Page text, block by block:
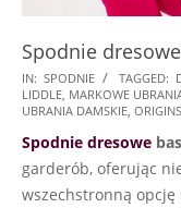
Spodnie
2024-
12-
IN: SPODNIE TAGGED:
LIDDLE MARKOWE
UBRANIA DAMSKIE ORIGINS
Spodnie dresowe
garderób, oferując
wszechstronną